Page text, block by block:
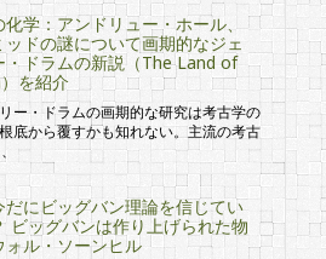
化学：アンドリュー・ホール、
ッドの謎について画期的なジェ
・ドラムの新説（The Land of
を紹介
ー・ドラムの画期的な研究は考古学の
底から覆すかも知れない。主流の考古
だにビッグバン理論を信じてい
ビッグバンは作り上げられた物
ォル・ソーンヒル